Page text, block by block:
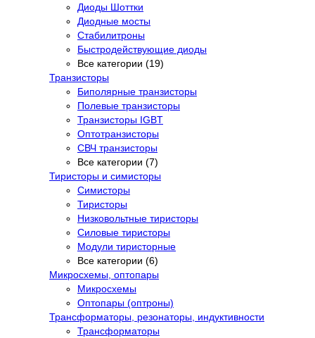
Диоды Шоттки
Диодные мосты
Стабилитроны
Быстродействующие диоды
Все категории (19)
Транзисторы
Биполярные транзисторы
Полевые транзисторы
Транзисторы IGBT
Оптотранзисторы
СВЧ транзисторы
Все категории (7)
Тиристоры и симисторы
Симисторы
Тиристоры
Низковольтные тиристоры
Силовые тиристоры
Модули тиристорные
Все категории (6)
Микросхемы, оптопары
Микросхемы
Оптопары (оптроны)
Трансформаторы, резонаторы, индуктивности
Трансформаторы